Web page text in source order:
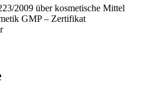
2009 über kosmetische Mittel
GMP – Zertifikat